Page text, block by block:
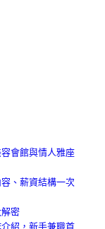
會館與情人雅座
、薪資結構一次
密
紹，新手兼職首